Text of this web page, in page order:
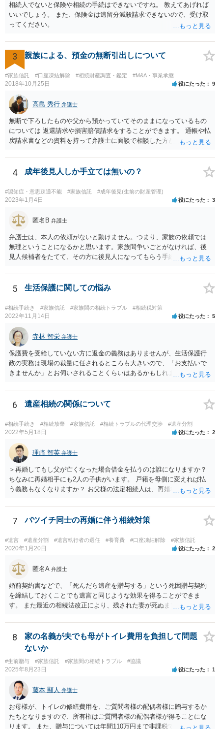
目に弁護士を入れられることを御検討頂くと良いかと思います。
相続人でないと保険や相続の手続はできないですね。 教えてあげれば
いいでしょう。 また、保険金は遺留分減殺請求できないので、受け取
ってください。
3 親族による、預金の無断引出しについて
#家族信託 #口座凍結解除 #相続財産調査・鑑定 #M&A・事業承継
2018年10月25日 役にたった 9
高島 秀行 弁護士
無断で下ろしたものや父から預かっていてそのままになっているもの
については 返還請求や損害賠償請求をすることができます。 通帳や払
戻請求書などの資料を持って弁護士に面談で相談した方がよいと思い
4 成年後見人しか手立ては無いの？
#認知症・意思疎通不能 #家族信託 #成年後見(生前の財産管理)
2023年1月4日 役にたった 3
匿名B 弁護士
弁護士は、本人の依頼がないと動けません。つまり、家族の依頼では
無理ということになるかと思います。家族間争いごとがなければ、後
見人候補者をたてて、その方に後見人になってもらう手続をすすめた
5 生活保護に関しての悩み
#相続手続き #家族信託 #家族間の相続トラブル #相続税対策
2022年11月14日 役にたった 5
寺林 智栄 弁護士
保護費を受給していない方に返金の義務はありませんが、生活保護行
政の実務は現場の裁量に任されるところも大きいので、「お支払いで
きませんか」とお伺いされることくらいはあるかもしれません。 通報
考えてご判断いただくのが良いと思います。
6 遺産相続の関係について
#相続手続き #相続放棄 #家族信託 #相続トラブルの代理交渉 #遺産分割
2022年5月18日 役にたった 2
理崎 智英 弁護士
＞再婚してもし父が亡くなった場合借金を払うのは誰になりますか？
ちなみに再婚相手にも2人の子供がいます。 戸籍を母側に変えれば払
う義務もなくなりますか？ お父様の法定相続人は、再婚相手とご相談
戸籍がどこにあるのかは関係ありません。 ただし、お父様が亡くなっ
たことを知ってから３か月以内に家庭裁判所にて「相続放棄」の手続
7 バツイチ同士の再婚に伴う相続対策
#遺言 #遺産分割 #遺言執行者の選任 #養育費 #口座凍結解除 #家族信託
2020年1月20日 役にたった 2
匿名A 弁護士
婚前契約書などで、「死んだら遺産を贈与する」という死因贈与契約
を締結しておくことでも遺言と同じような効果を得ることができま
す。 また最近の相続法改正により、残された妻が死ぬまで家に住み続
で、その制度を活用する方法も考えられます。 もし契約書の作成まで
視野に入れておられる場合は、お近くの弁護士、できれば相続に強い
弁護士にご相談なさるとよいでしょう。
8
家の名義が夫でも母がトイレ費用を負担して問題
ないか
#生前贈与 #家族信託 #家族間の相続トラブル #協議
2025年8月23日 役にたった 1
藤本 顯人 弁護士
お母様が、トイレの修繕費用を、ご質問者様の配偶者様に贈与するか
たちとなりますので、所有権はご質問者様の配偶者様が得ることにな
ります。 また、贈与については年間110万円まで非課税であり、トイ